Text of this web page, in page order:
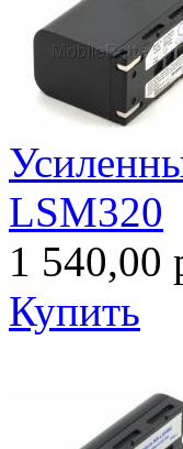
LSM320
1 540,00
Купить